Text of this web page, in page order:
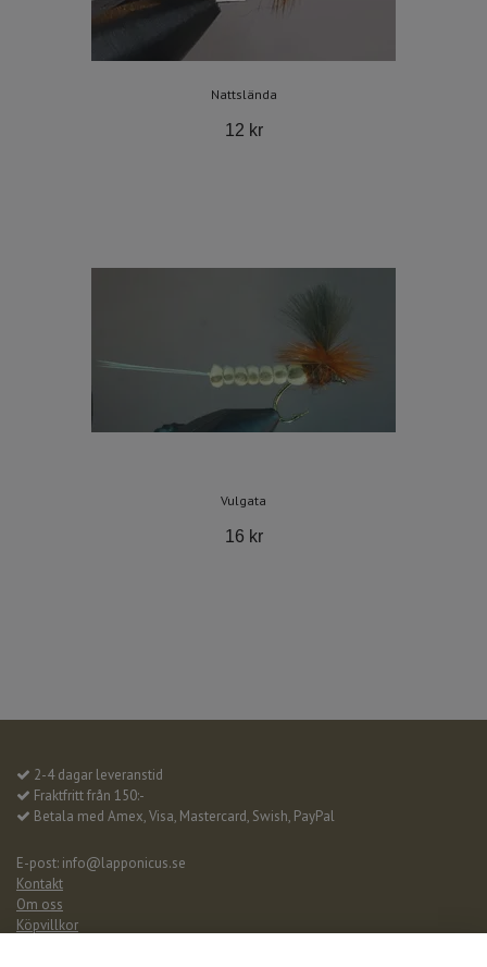
Nattslända
12 kr
Vulgata
16 kr
2-4 dagar leveranstid
Fraktfritt från 150:-
Betala med Amex, Visa, Mastercard, Swish, PayPal
E-post: info@lapponicus.se
Kontakt
Om oss
Köpvillkor